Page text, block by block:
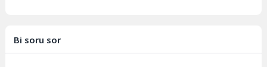
Bi soru sor